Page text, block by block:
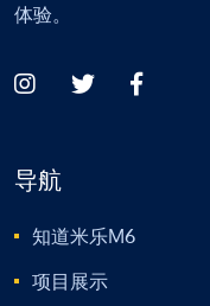
体验。
导航
知道米乐M6
项目展示